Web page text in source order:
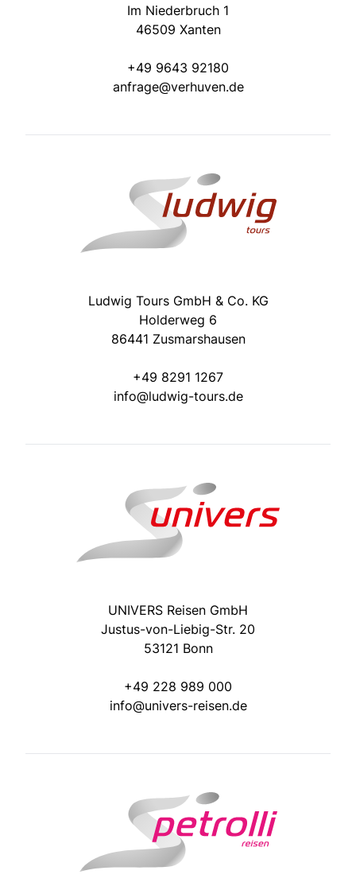
Im Niederbruch 1
46509 Xanten
+49 9643 92180
anfrage@verhuven.de
Ludwig Tours GmbH & Co. KG
Holderweg 6
86441 Zusmarshausen
+49 8291 1267
info@ludwig-tours.de
UNIVERS Reisen GmbH
Justus-von-Liebig-Str. 20
53121 Bonn
+49 228 989 000
info@univers-reisen.de